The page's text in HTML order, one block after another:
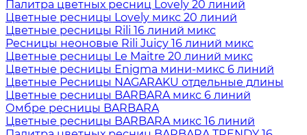
Палитра цветных ресниц Lovely 20 линий
Цветные ресницы Lovely микс 20 линий
Цветные ресницы Rili 16 линий микс
Ресницы неоновые Rili Juicy 16 линий микс
Цветные ресницы Le Maitre 20 линий микс
Цветные ресницы Enigma мини-микс 6 линий
Цветные Ресницы NAGARAKU отдельные длины
Цветные ресницы BARBARA микс 6 линий
Омбре ресницы BARBARA
Цветные ресницы BARBARA микс 16 линий